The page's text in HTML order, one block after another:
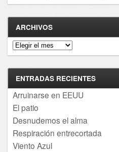
ARCHIVOS
Archivos
ENTRADAS RECIENTES
Arruinarse en EEUU
El patio
Desnudemos el alma
Respiración entrecortada
Viento Azul